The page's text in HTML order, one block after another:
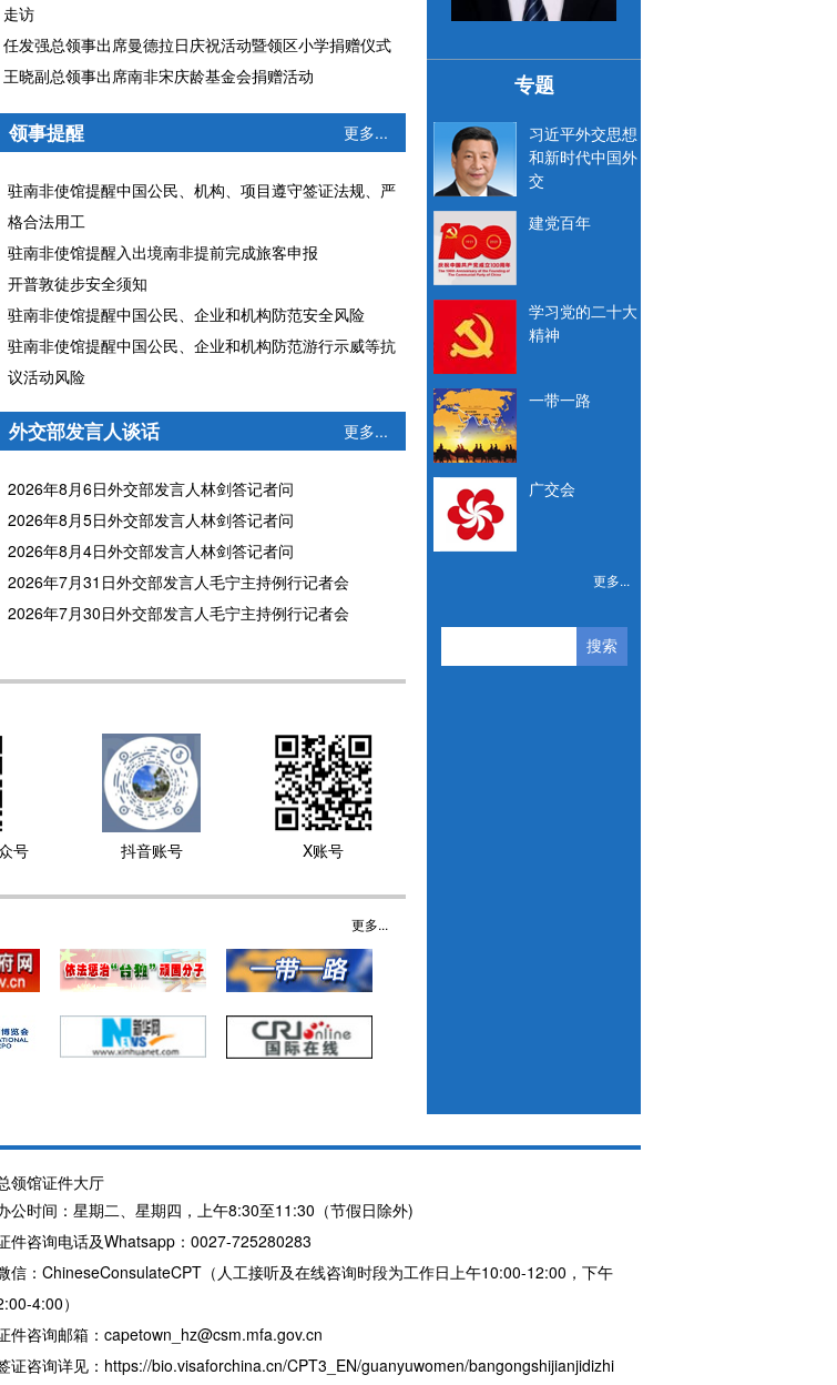
开普三省中企和侨商积极参加南非劳工部在开普敦举办的普法宣介会
走访
任发强总领事出席曼德拉日庆祝活动暨领区小学捐赠仪式
王晓副总领事出席南非宋庆龄基金会捐赠活动
领事提醒 更多...
驻南非使馆提醒中国公民、机构、项目遵守签证法规、严
格合法用工
驻南非使馆提醒入出境南非提前完成旅客申报
开普敦徒步安全须知
驻南非使馆提醒中国公民、企业和机构防范安全风险
驻南非使馆提醒中国公民、企业和机构防范游行示威等抗
议活动风险
外交部发言人谈话 更多...
2026年8月6日外交部发言人林剑答记者问
2026年8月5日外交部发言人林剑答记者问
2026年8月4日外交部发言人林剑答记者问
2026年7月31日外交部发言人毛宁主持例行记者会
2026年7月30日外交部发言人毛宁主持例行记者会
号 抖音账号 X账号
更多...
专题
习近平外交思想
和新时代中国外
交
建党百年
学习党的二十大
精神
一带一路
广交会
更多...
搜索
领馆证件大厅
公时间：星期二、星期四，上午8:30至11:30（节假日除外)
件咨询电话及Whatsapp：0027-725280283
信：ChineseConsulateCPT（人工接听及在线咨询时段为工作日上午10:00-12:00，下午
4:00）
件咨询邮箱：capetown_hz@csm.mfa.gov.cn
证咨询详见：https://bio.visaforchina.cn/CPT3_EN/guanyuwomen/bangongshijianjidizhi